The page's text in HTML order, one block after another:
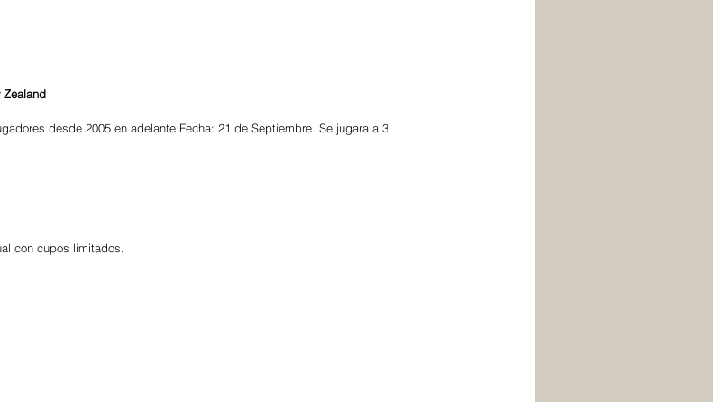
Zealand
desde 2005 en adelante Fecha: 21 de Septiembre. Se jugara a 3
con cupos limitados.